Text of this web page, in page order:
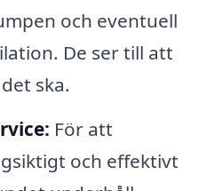
och eventuell
De ser till att
ska.
För att
och effektivt